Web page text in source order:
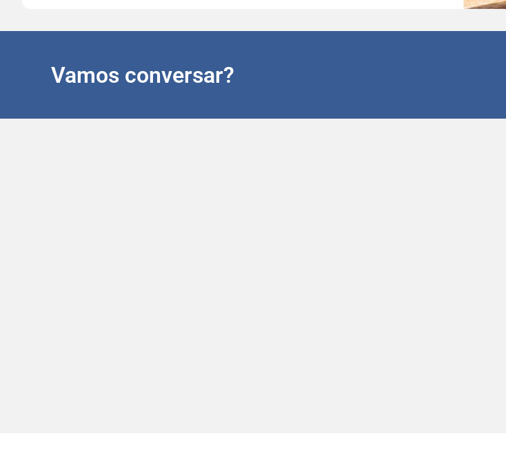
Vamos conversar?